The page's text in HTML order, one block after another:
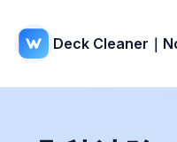
Deck Cleaner｜